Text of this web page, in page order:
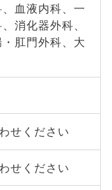
血液内科、一
消化器外科、
肛門外科、大
せください
せください